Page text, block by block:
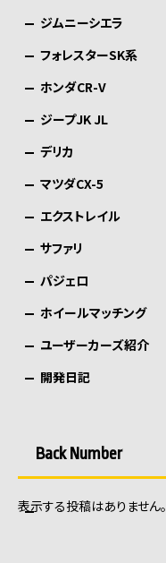
ジムニーシエラ
フォレスターSK系
ホンダCR-V
ジープJK JL
デリカ
マツダCX-5
エクストレイル
サファリ
パジェロ
ホイールマッチング
ユーザーカーズ紹介
開発日記
Back Number
表示する投稿はありません。